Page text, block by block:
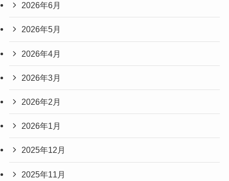
2026年6月
2026年5月
2026年4月
2026年3月
2026年2月
2026年1月
2025年12月
2025年11月